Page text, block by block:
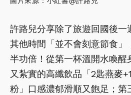
許路兒分享除了旅遊回國後一
其他時間「並不會刻意節食
半功倍！從第一杯溫開水喚醒
又紮實的高纖飲品「2匙燕麥
粉」口感濃郁滑順又飽足；第